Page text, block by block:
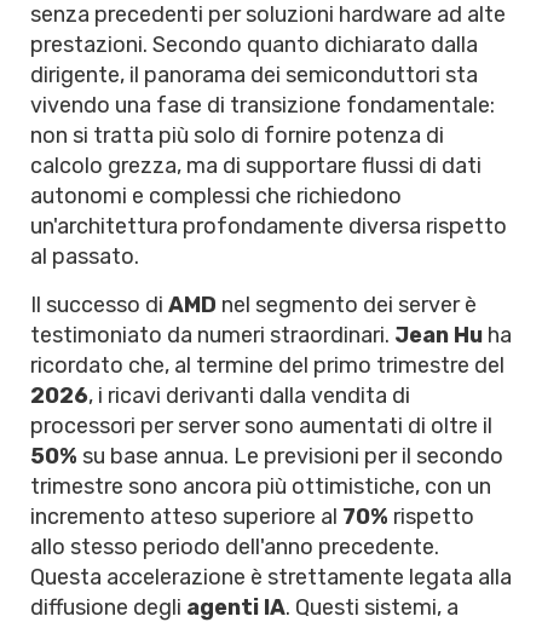
senza precedenti per soluzioni hardware ad alte
prestazioni. Secondo quanto dichiarato dalla
dirigente, il panorama dei semiconduttori sta
vivendo una fase di transizione fondamentale:
non si tratta più solo di fornire potenza di
calcolo grezza, ma di supportare flussi di dati
autonomi e complessi che richiedono
un'architettura profondamente diversa rispetto
al passato.
Il successo di AMD nel segmento dei server è
testimoniato da numeri straordinari. Jean Hu ha
ricordato che, al termine del primo trimestre del
2026, i ricavi derivanti dalla vendita di
processori per server sono aumentati di oltre il
50% su base annua. Le previsioni per il secondo
trimestre sono ancora più ottimistiche, con un
incremento atteso superiore al 70% rispetto
allo stesso periodo dell'anno precedente.
Questa accelerazione è strettamente legata alla
diffusione degli agenti IA. Questi sistemi, a